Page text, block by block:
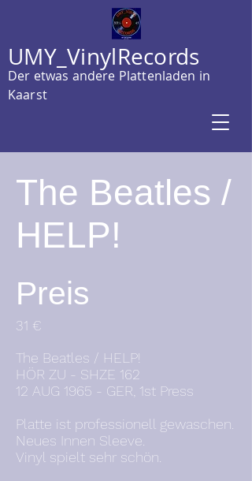
UMY_VinylRecords
Der etwas andere Plattenladen in
Kaarst
The Beatles /
HELP!
Preis
31 €
The Beatles / HELP!
HÖR ZU - SHZE 162
12 AUG 1965 - GER, 1st Press
Platte ist professionell gewaschen.
Neues Innen Sleeve.
Vinyl spielt sehr schön.